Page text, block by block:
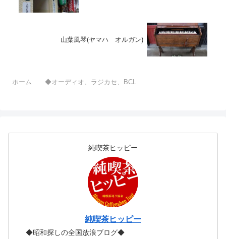
山葉風琴(ヤマハ オルガン)
ホーム ◆オーディオ、ラジカセ、BCL
純喫茶ヒッピー
純喫茶ヒッピー
◆昭和探しの全国放浪ブログ◆